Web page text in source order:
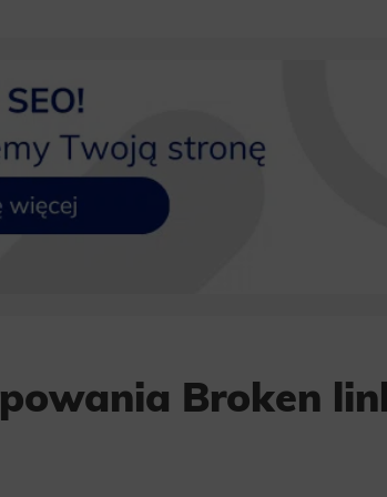
Broken